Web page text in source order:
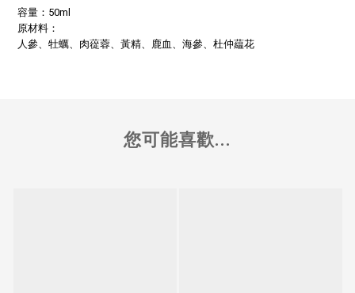
容量：50ml
原材料：
人參、牡蠣、肉蓯蓉、黃精、鹿血、海參、杜仲藴花
您可能喜歡...